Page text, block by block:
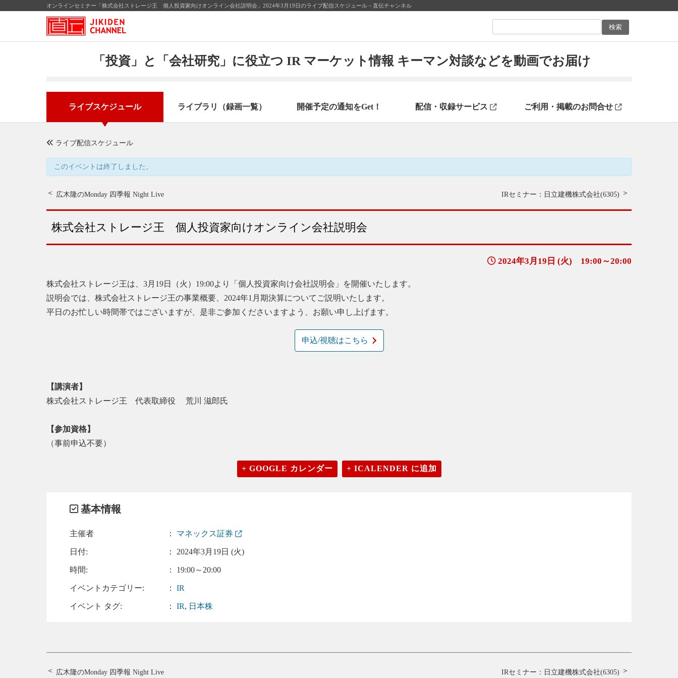
オンラインセミナー「株式会社ストレージ王 個人投資家向けオンライン会社説明会」2024年3月19日のライブ配信スケジュール－直伝チャンネル
「投資」と「会社研究」に役立つ IR マーケット情報 キーマン対談などを動画でお届け
ライブスケジュール ライブラリ（録画一覧） 開催予定の通知をGet！ 配信・収録サービス ご利用・掲載のお問合せ
ライブ配信スケジュール
このイベントは終了しました。
広木隆のMonday 四季報 Night Live IRセミナー：日立建機株式会社(6305)
株式会社ストレージ王 個人投資家向けオンライン会社説明会
2024年3月19日 (火) 19:00～20:00
株式会社ストレージ王は、3月19日（火）19:00より「個人投資家向け会社説明会」を開催いたします。
説明会では、株式会社ストレージ王の事業概要、2024年1月期決算についてご説明いたします。
平日のお忙しい時間帯ではございますが、是非ご参加くださいますよう、お願い申し上げます。
申込/視聴はこちら
【講演者】
株式会社ストレージ王 代表取締役 荒川 滋郎氏
【参加資格】
（事前申込不要）
+ GOOGLE カレンダー + ICALENDER に追加
基本情報
主催者 ： マネックス証券
日付: ： 2024年3月19日 (火)
時間: ： 19:00～20:00
イベントカテゴリー: ：IR
イベント タグ: ：IR, 日本株
広木隆のMonday 四季報 Night Live IRセミナー：日立建機株式会社(6305)